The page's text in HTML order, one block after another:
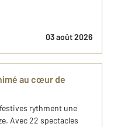
03 août 2026
au cœur de
rythment une
Avec 22 spectacles